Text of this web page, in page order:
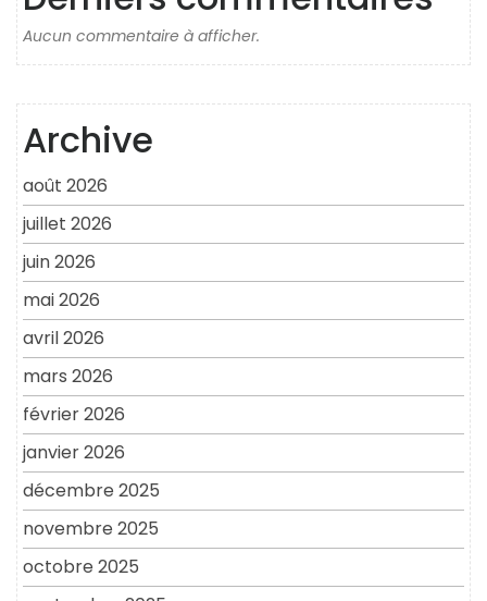
Aucun commentaire à afficher.
Archive
août 2026
juillet 2026
juin 2026
mai 2026
avril 2026
mars 2026
février 2026
janvier 2026
décembre 2025
novembre 2025
octobre 2025